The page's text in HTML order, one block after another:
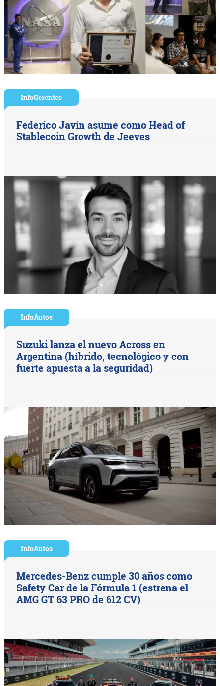
InfoGerentes
Federico Javin asume como Head of
Stablecoin Growth de Jeeves
InfoAutos
Suzuki lanza el nuevo Across en
Argentina (híbrido, tecnológico y con
fuerte apuesta a la seguridad)
InfoAutos
Mercedes-Benz cumple 30 años como
Safety Car de la Fórmula 1 (estrena el
AMG GT 63 PRO de 612 CV)